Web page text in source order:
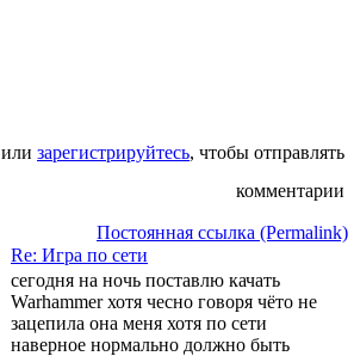
или зарегистрируйтесь, чтобы отправлять
комментарии
Постоянная ссылка (Permalink)
Re: Игра по сети
сегодня на ночь поставлю качать
Warhammer хотя чесно говоря чёто не
зацепила она меня хотя по сети
наверное нормально должно быть